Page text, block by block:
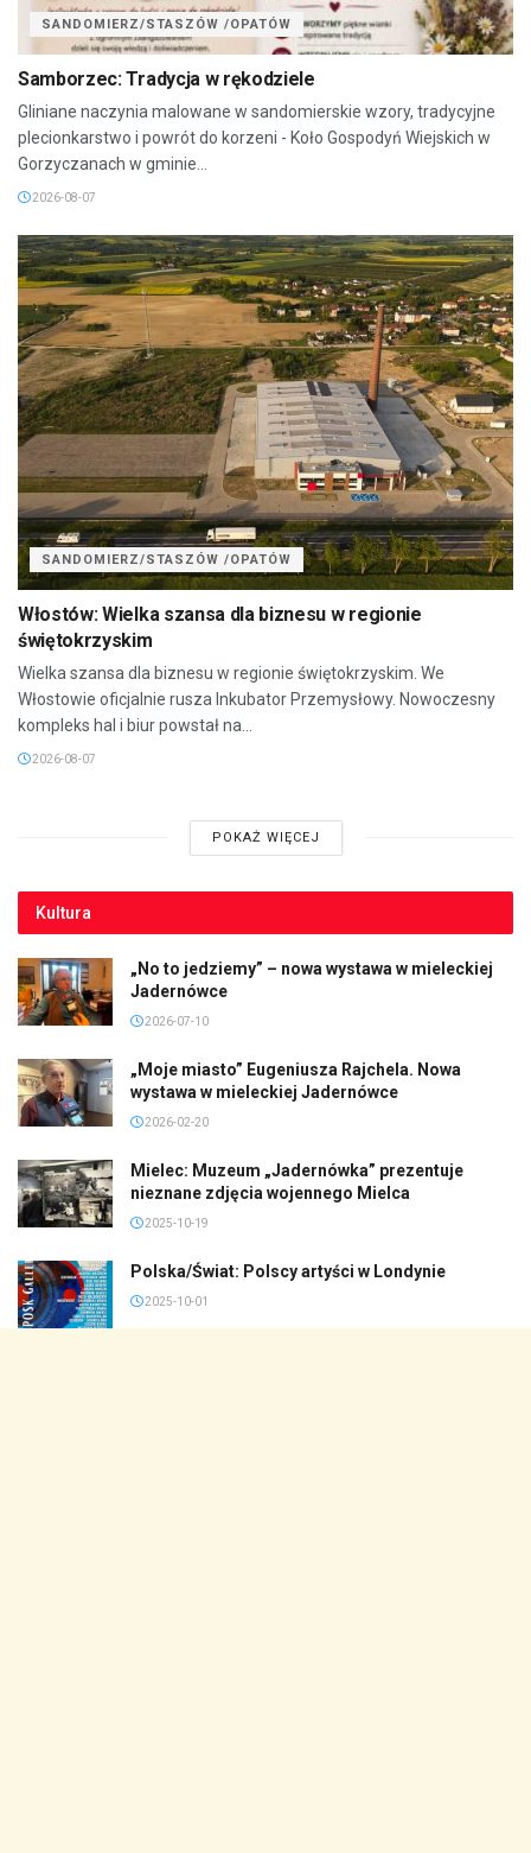
SANDOMIERZ/STASZÓW /OPATÓW
Samborzec: Tradycja w rękodziele
Gliniane naczynia malowane w sandomierskie wzory, tradycyjne
plecionkarstwo i powrót do korzeni - Koło Gospodyń Wiejskich w
Gorzyczanach w gminie...
2026-08-07
SANDOMIERZ/STASZÓW /OPATÓW
Włostów: Wielka szansa dla biznesu w regionie
świętokrzyskim
Wielka szansa dla biznesu w regionie świętokrzyskim. We
Włostowie oficjalnie rusza Inkubator Przemysłowy. Nowoczesny
kompleks hal i biur powstał na...
2026-08-07
POKAŻ WIĘCEJ
Kultura
„No to jedziemy” – nowa wystawa w mieleckiej
Jadernówce
2026-07-10
„Moje miasto” Eugeniusza Rajchela. Nowa
wystawa w mieleckiej Jadernówce
2026-02-20
Mielec: Muzeum „Jadernówka” prezentuje
nieznane zdjęcia wojennego Mielca
2025-10-19
Polska/Świat: Polscy artyści w Londynie
2025-10-01